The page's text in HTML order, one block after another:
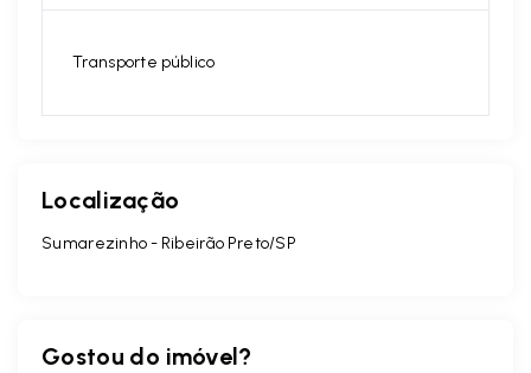
Transporte público
Localização
Sumarezinho - Ribeirão Preto/SP
Gostou do imóvel?